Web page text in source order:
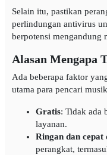
Selain itu, pastikan
perlindungan antivirus
berpotensi mengandung
Alasan Mengapa
Ada beberapa faktor
utama para pencari
Gratis: Tidak ada
layanan.
Ringan dan cepat
perangkat,